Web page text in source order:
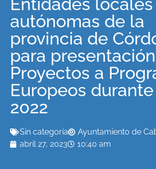
Entidades locales
autónomas de la
provincia de
para
Proyectos a
Europeos
2022
Sin categoría
Ayuntamiento de
abril 27, 2023
10:40 am